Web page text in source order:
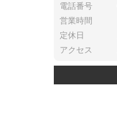
電話番号
営業時間
定休日
アクセス